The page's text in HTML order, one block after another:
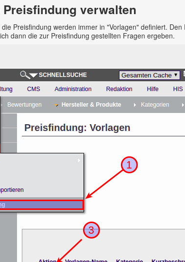
verwalten
Preisfindung werden immer in "Vorlagen" definiert.
dann die zur Preisfindung gestellten Fragen ergeben.